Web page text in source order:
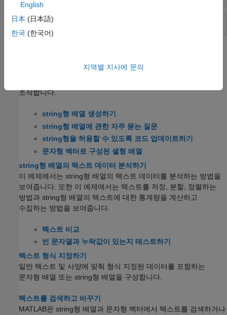
비교
string형 배열과 문자형 배열 내에 포함된 텍스트
조작합니다.
string형 배열 생성하기
string형 배열에 관한 자주 묻는 질문
string형을 허용할 수 있도록 코드 업데이트하기
문자형 벡터로 구성된 셀형 배열
string형 배열의 텍스트 데이터 분석하기
이 예제에서는 string형 배열의 텍스트 데이터를 분석하는 방법을
보여줍니다. 또한 이 예제에서는 텍스트를 저장, 분할, 정렬하는
방법과 string형 배열의 텍스트에 대한 통계량을 계산하고
수집하는 방법을 보여줍니다.
텍스트 비교
빈 문자열과 누락값이 있는지 테스트하기
텍스트 형식 지정하기
일반 텍스트 및 사양에 맞춰 형식 지정된 데이터를 포함하는
문자형 배열 또는 string형 배열을 구성합니다.
텍스트를 검색하고 바꾸기
MATLAB은 string형 배열과 문자형 벡터에서 텍스트를 검색하거나
English
日本 (日本語)
한국 (한국어)
지역별 지사에 문의